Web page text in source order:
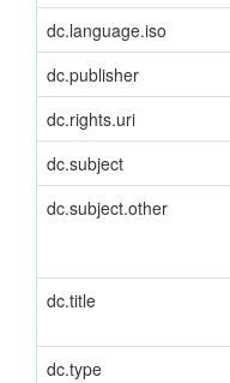
dc.language.iso
dc.publisher
dc.rights.uri
dc.subject
dc.subject.other
dc.title
dc.type